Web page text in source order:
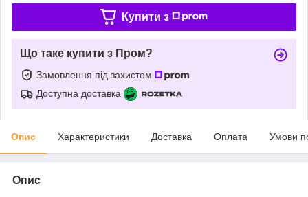
Купити з
Що таке купити з Пром?
Замовлення під захистом
Доступна доставка
Опис Характеристики Доставка Оплата Умови
Опис